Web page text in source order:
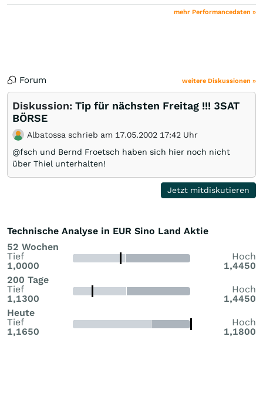
mehr Performancedaten »
Forum weitere Diskussionen »
Diskussion: Tip für nächsten Freitag !!! 3SAT
BÖRSE
Albatossa schrieb am 17.05.2002 17:42 Uhr
@fsch und Bernd Froetsch haben sich hier noch nicht
über Thiel unterhalten!
Jetzt mitdiskutieren
Technische Analyse in EUR Sino Land Aktie
52 Wochen
Tief
1,0000
Hoch
1,4450
200 Tage
Tief
1,1300
Hoch
1,4450
Heute
Tief
1,1650
Hoch
1,1800